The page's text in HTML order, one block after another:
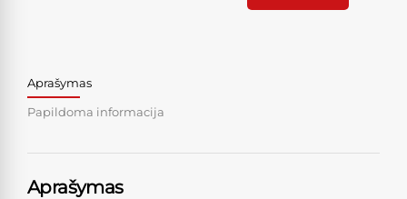
Aprašymas
Papildoma informacija
Aprašymas